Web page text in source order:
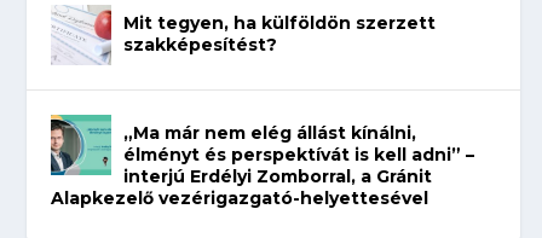
Mit tegyen, ha külföldön szerzett
szakképesítést?
„Ma már nem elég állást kínálni,
élményt és perspektívát is kell adni” –
interjú Erdélyi Zomborral, a Gránit
Alapkezelő vezérigazgató-helyettesével